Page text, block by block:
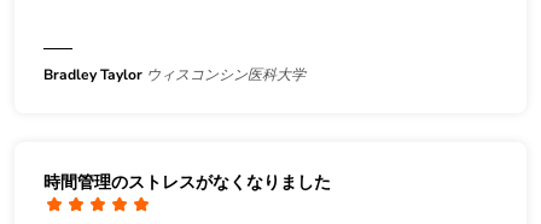
Bradley Taylor ウィスコンシン医科大学
時間管理のストレスがなくなりました